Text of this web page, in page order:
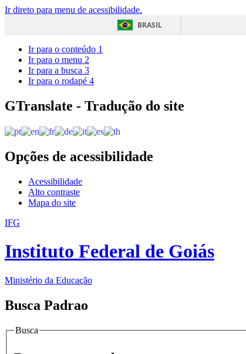
Ir direto para menu de acessibilidade.
BRASIL
Ir para o conteúdo 1
Ir para o menu 2
Ir para a busca 3
Ir para o rodapé 4
GTranslate - Tradução do site
Opções de acessibilidade
Acessibilidade
Alto contraste
Mapa do site
IFG
Instituto Federal de Goiás
Ministério da Educação
Busca Padrao
Busca